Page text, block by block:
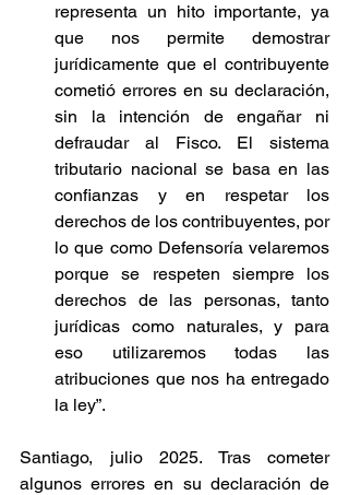
representa un hito importante, ya
que nos permite demostrar
jurídicamente que el contribuyente
cometió errores en su declaración,
sin la intención de engañar ni
defraudar al Fisco. El sistema
tributario nacional se basa en las
confianzas y en respetar los
derechos de los contribuyentes, por
lo que como Defensoría velaremos
porque se respeten siempre los
derechos de las personas, tanto
jurídicas como naturales, y para
eso utilizaremos todas las
atribuciones que nos ha entregado
la ley”.
Santiago, julio 2025. Tras cometer
algunos errores en su declaración de